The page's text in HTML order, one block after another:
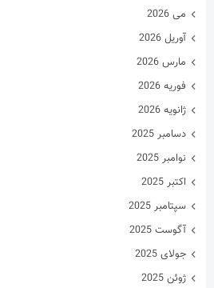
می 2026
آوریل 2026
مارس 2026
فوریه 2026
ژانویه 2026
دسامبر 2025
نوامبر 2025
اکتبر 2025
سپتامبر 2025
آگوست 2025
جولای 2025
ژوئن 2025